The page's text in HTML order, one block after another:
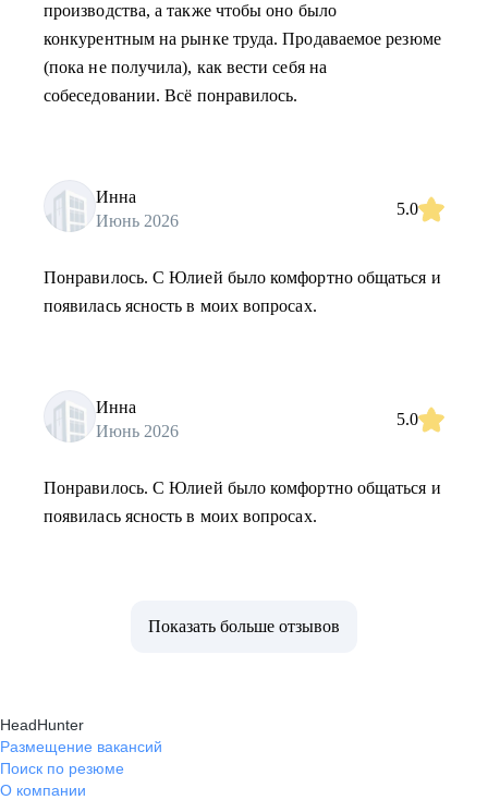
производства, а также чтобы оно было
конкурентным на рынке труда. Продаваемое резюме
(пока не получила), как вести себя на
собеседовании. Всё понравилось.
Инна
Июнь 2026
5.0
Понравилось. С Юлией было комфортно общаться и
появилась ясность в моих вопросах.
Инна
Июнь 2026
5.0
Понравилось. С Юлией было комфортно общаться и
появилась ясность в моих вопросах.
Показать больше отзывов
HeadHunter
Размещение вакансий
Поиск по резюме
О компании